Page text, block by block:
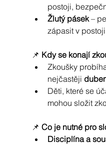
postoji,
Žlutý pásek –
zápasit v
📌 Kdy se konají
Zkoušky
nejčastěji
Děti, které se
mohou složit
📌 Co je nutné pro
Disciplína a